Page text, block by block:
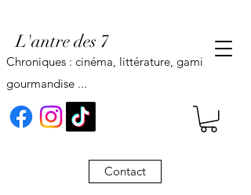
L'antre des 7
Contact
Chroniques : cinéma, littérature, gaming,
gourmandise ...